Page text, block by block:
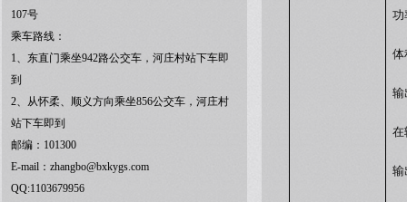
107号
乘车路线：
1、东直门乘坐942路公交车，河庄村站下车即
到
2、从怀柔、顺义方向乘坐856公交车，河庄村
站下车即到
邮编：101300
E-mail：zhangbo@bxkygs.com
QQ:1103679956
功
体
输
在
输